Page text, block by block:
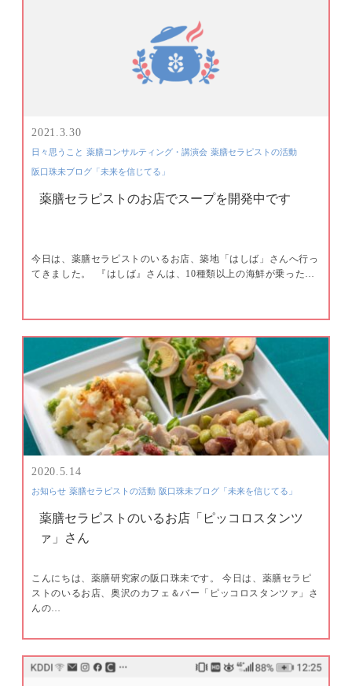
2021.3.30
日々思うこと 薬膳コンサルティング・講演会 薬膳セラピストの活動
阪口珠未ブログ「未来を信じてる」
薬膳セラピストのお店でスープを開発中です
今日は、薬膳セラピストのいるお店、築地「はしば」さんへ行っ
てきました。 ​ 『はしば』さんは、10種類以上の海鮮が乗った…
2020.5.14
お知らせ 薬膳セラピストの活動 阪口珠未ブログ「未来を信じてる」
薬膳セラピストのいるお店「ピッコロスタンツ
ァ」さん
こんにちは、薬膳研究家の阪口珠未です。 今日は、薬膳セラピ
ストのいるお店、奥沢のカフェ＆バー「ピッコロスタンツァ」さ
んの…